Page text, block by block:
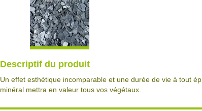
Descriptif du produit
Un effet esthétique incomparable et une durée de vie à tout
minéral mettra en valeur tous vos végétaux.